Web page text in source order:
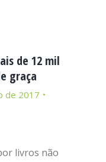
de 12 mil
graça
de 2017
livros não